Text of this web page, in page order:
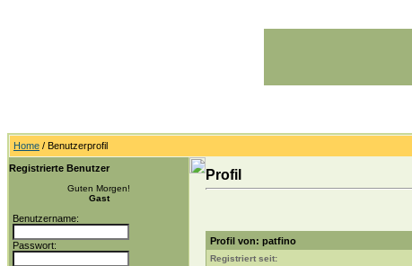
Home / Benutzerprofil
Registrierte Benutzer
Guten Morgen!
Gast
Benutzername:
Passwort:
Profil
Profil von: patfino
Registriert seit: